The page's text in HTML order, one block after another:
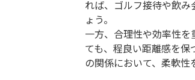
れば、ゴルフ接待や飲
ょう。
一方、合理性や効率性
ても、程良い距離感を保
の関係において、柔軟性